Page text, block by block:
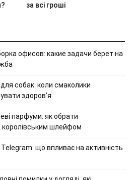
за всі гроші
офисов: какие задачи берет на
собак: коли смаколики
здоров’я
парфуми: як обрати
королівським шлейфом
Telegram: що впливає на активність